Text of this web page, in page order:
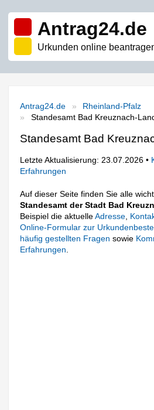
Antrag24.de
Urkunden online
Antrag24.de
Rheinland-Pfalz
Standesamt Bad Kreuznach-
Standesamt Bad
Letzte Aktualisierung: 23.07.2026 •
Erfahrungen
Auf dieser Seite finden Sie alle
Standesamt der Stadt Bad
Beispiel die aktuelleAdresse
Online-Formular zur
häufig gestellten Fragen sowie
Erfahrungen